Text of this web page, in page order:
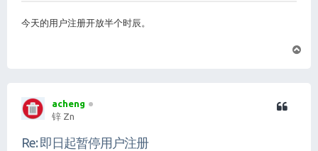
今天的用户注册开放半个时辰。
acheng
锌 Zn
Re: 即日起暂停用户注册